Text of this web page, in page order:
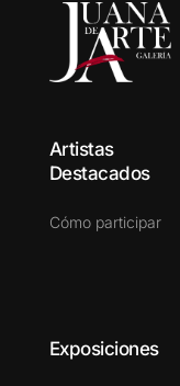
Artistas
Destacados
Cómo participar
Exposiciones